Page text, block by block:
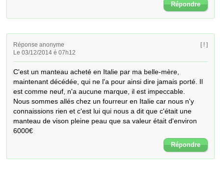
Répondre
Réponse anonyme
Le 03/12/2014 é 07h12
[ ! ]
C'est un manteau acheté en Italie par ma belle-mère,
maintenant décédée, qui ne l'a pour ainsi dire jamais porté. Il
est comme neuf, n'a aucune marque, il est impeccable.
Nous sommes allés chez un fourreur en Italie car nous n'y
connaissions rien et c'est lui qui nous a dit que c'était une
manteau de vison pleine peau que sa valeur était d'environ
6000€
Répondre